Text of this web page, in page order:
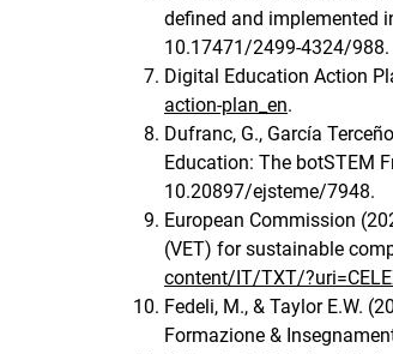
defined and implemented
10.17471/2499-4324/988.
Digital Education Action
action-plan_en.
Dufranc, G., García
Education: The botSTEM
10.20897/ejsteme/7948.
European Commission
(VET) for sustainable
content/IT/TXT/
Fedeli, M., & Taylor E.W.
Formazione &